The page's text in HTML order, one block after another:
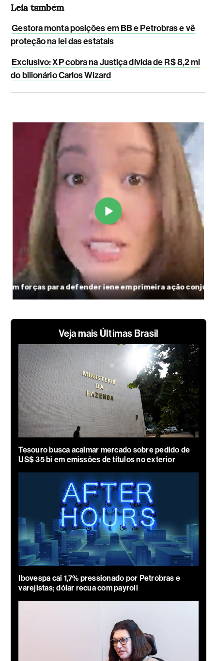
Leia também
Gestora monta posições em BB e Petrobras e vê
proteção na lei das estatais
Exclusivo: XP cobra na Justiça dívida de R$ 8,2 mi
do bilionário Carlos Wizard
Veja mais Últimas Brasil
Tesouro busca acalmar mercado sobre pedido de
US$ 35 bi em emissões de títulos no exterior
Ibovespa cai 1,7% pressionado por Petrobras e
varejistas; dólar recua com payroll